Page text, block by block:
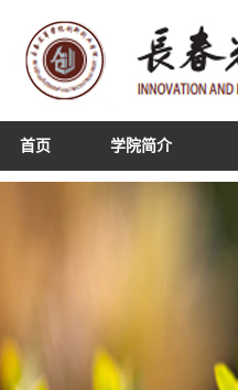
首页 学院简介